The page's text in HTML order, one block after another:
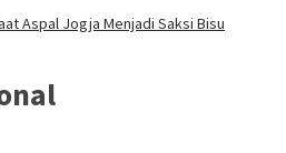
Aspal Jogja Menjadi Saksi Bisu